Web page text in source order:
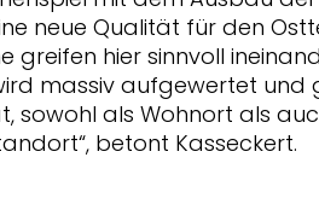
neue Qualität für den
greifen hier sinnvoll
massiv aufgewertet und
sowohl als Wohnort als
betont Kasseckert.